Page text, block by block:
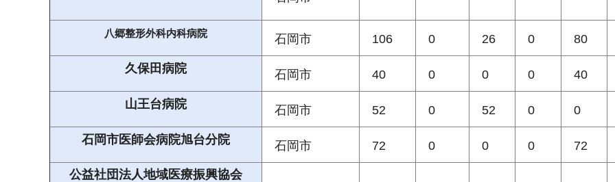
八郷整形外科内科病院 石岡市 106 0 26 0 80
久保田病院 石岡市 40 0 0 0 40
山王台病院 石岡市 52 0 52 0 0
石岡市医師会病院旭台分院 石岡市 72 0 0 0 72
公益社団法人地域医療振興協会